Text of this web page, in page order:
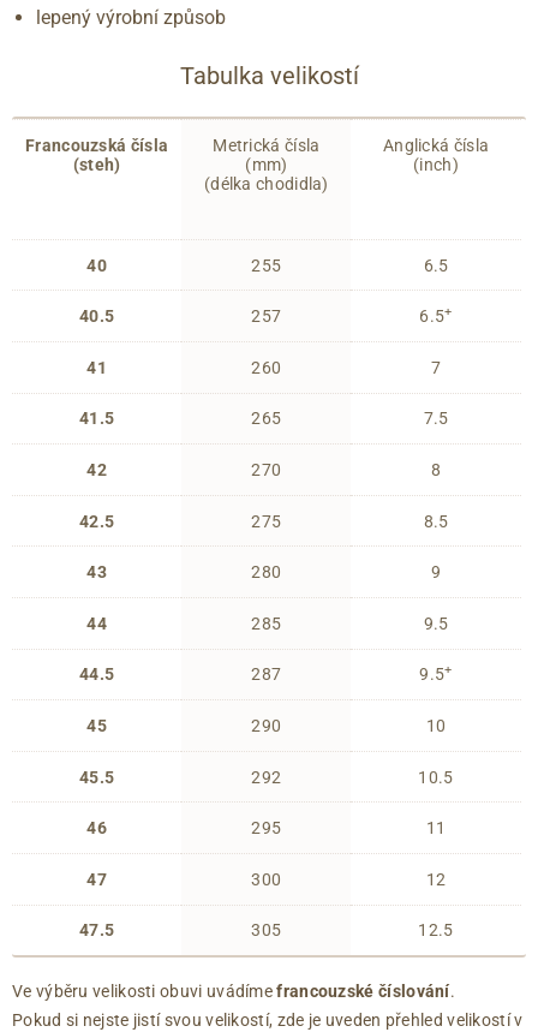
lepený výrobní způsob
Tabulka velikostí
Francouzská čísla
(steh)
40
40.5
41
41.5
42
42.5
43
44
44.5
45
45.5
46
47
47.5
Metrická čísla
(mm)
(délka chodidla)
255
257
260
265
270
275
280
285
287
290
292
295
300
305
Anglická čísla
(inch)
6.5
6.5+
7
7.5
8
8.5
9
9.5
9.5+
10
10.5
11
12
12.5
Ve výběru velikosti obuvi uvádímefrancouzské číslování.
Pokud si nejste jistí svou velikostí, zde je uveden přehled velikostí v